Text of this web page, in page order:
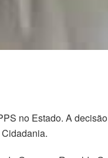
no Estado. A